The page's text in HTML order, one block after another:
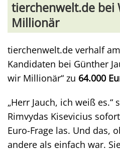
tierchenwelt.de bei
Millionär
tierchenwelt.de verhalf
Kandidaten bei Günther
wir Millionär“ zu 64.000
„Herr Jauch, ich weiß es.“
Rimvydas Kisevicius
Euro-Frage las. Und das,
andere als einfach war.